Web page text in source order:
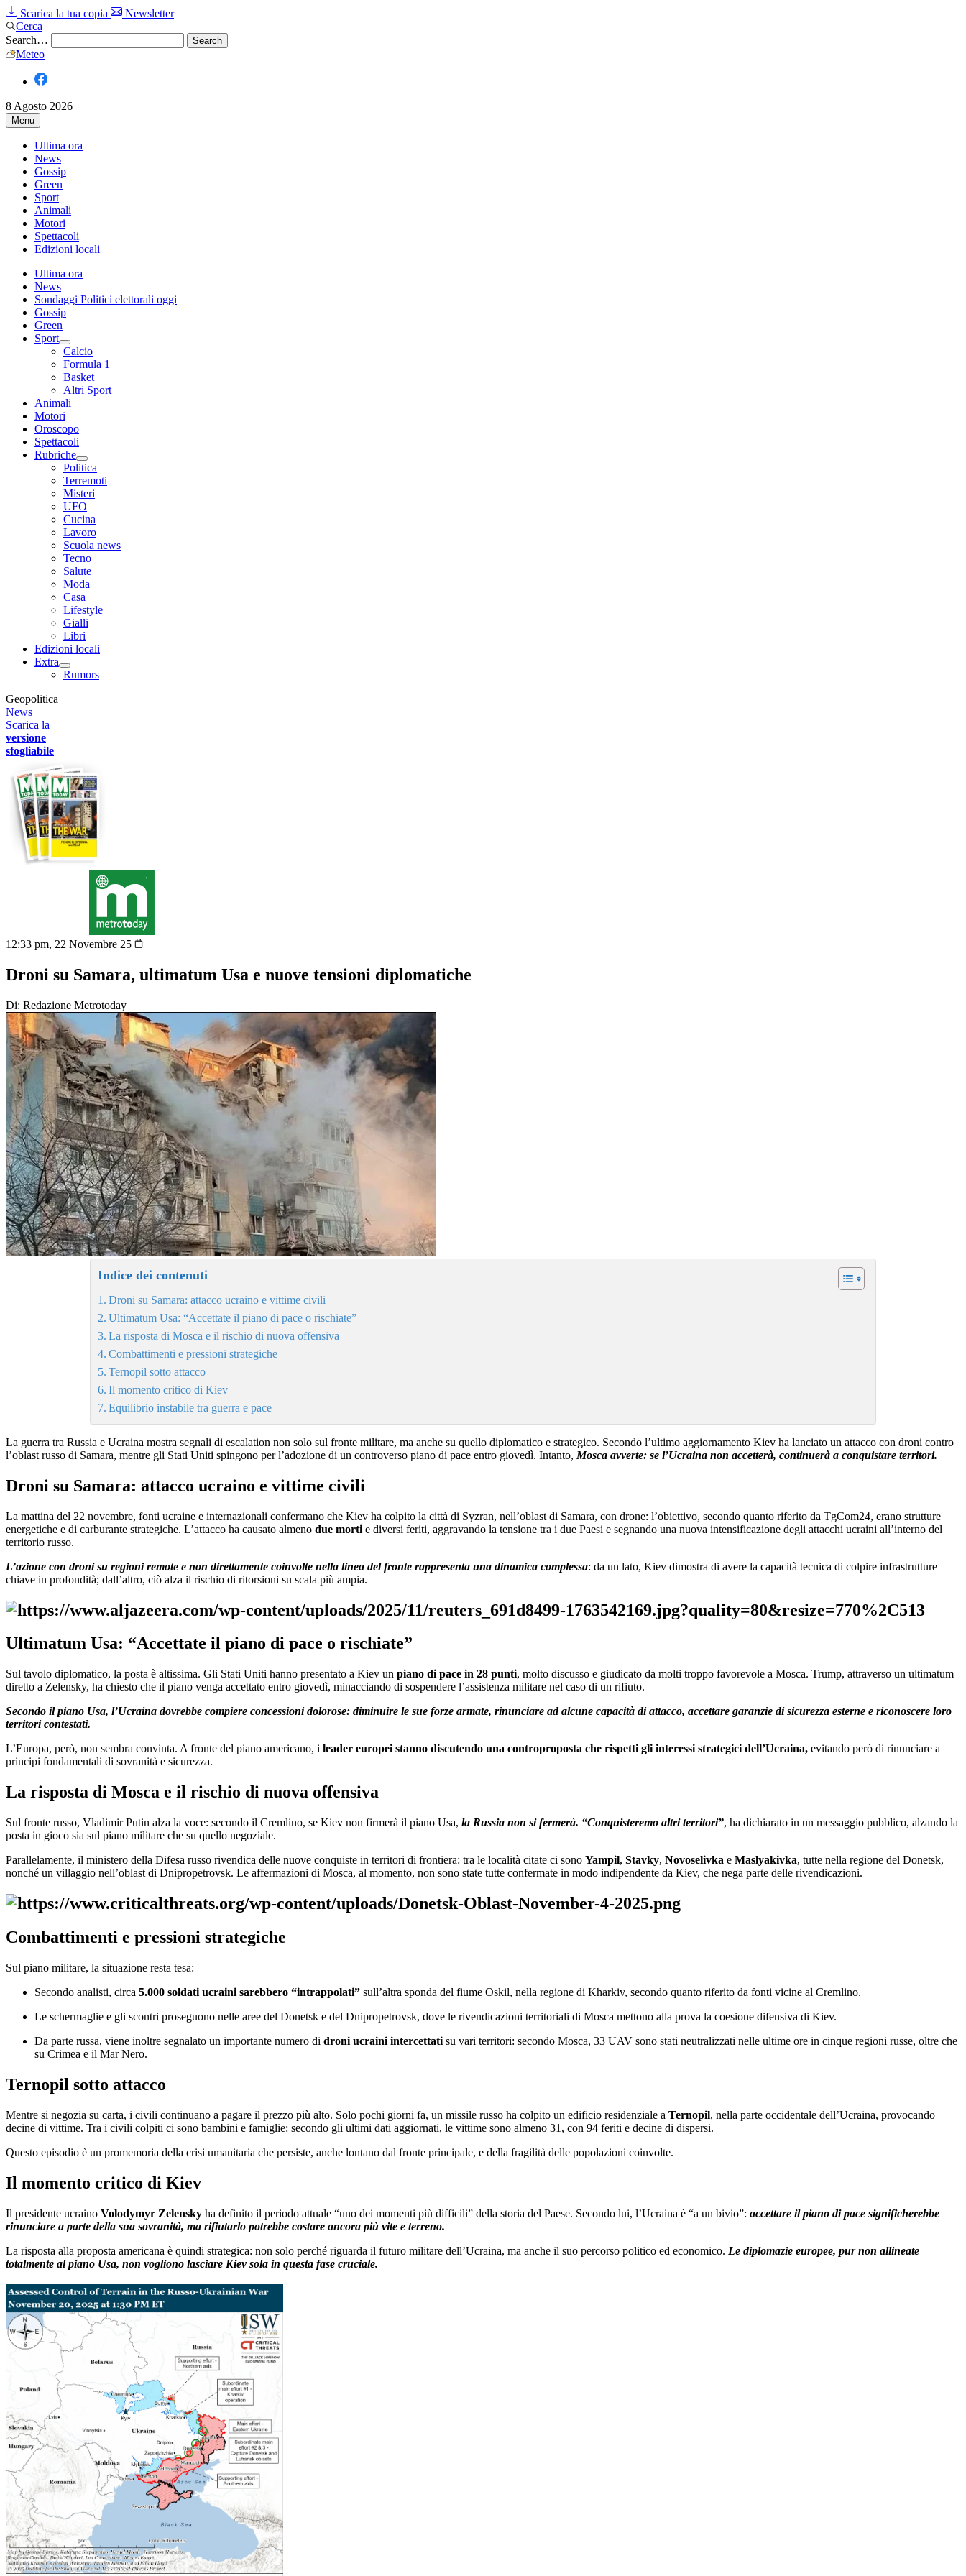
Scarica la tua copia
Newsletter
Cerca
Search…
Meteo
8 Agosto 2026
Menu
Ultima ora
News
Gossip
Green
Sport
Animali
Motori
Spettacoli
Edizioni locali
Ultima ora
News
Sondaggi Politici elettorali oggi
Gossip
Green
Sport
Calcio
Formula 1
Basket
Altri Sport
Animali
Motori
Oroscopo
Spettacoli
Rubriche
Politica
Terremoti
Misteri
UFO
Cucina
Lavoro
Scuola news
Tecno
Salute
Moda
Casa
Lifestyle
Gialli
Libri
Edizioni locali
Extra
Rumors
Geopolitica
News
Scarica la
versione
sfogliabile
12:33 pm, 22 Novembre 25
Droni su Samara, ultimatum Usa e nuove tensioni diplomatiche
Di: Redazione Metrotoday
Indice dei contenuti
Droni su Samara: attacco ucraino e vittime civili
Ultimatum Usa: “Accettate il piano di pace o rischiate”
La risposta di Mosca e il rischio di nuova offensiva
Combattimenti e pressioni strategiche
Ternopil sotto attacco
Il momento critico di Kiev
Equilibrio instabile tra guerra e pace
La guerra tra Russia e Ucraina mostra segnali di escalation non solo sul fronte militare, ma anche su quello diplomatico e strategico. Secondo l’ultimo aggiornamento Kiev ha lanciato un attacco con droni contro
l’oblast russo di Samara, mentre gli Stati Uniti spingono per l’adozione di un controverso piano di pace entro giovedì. Intanto, Mosca avverte: se l’Ucraina non accetterà, continuerà a conquistare territori.
Droni su Samara: attacco ucraino e vittime civili
La mattina del 22 novembre, fonti ucraine e internazionali confermano che Kiev ha colpito la città di Syzran, nell’oblast di Samara, con drone: l’obiettivo, secondo quanto riferito da TgCom24, erano strutture
energetiche e di carburante strategiche. L’attacco ha causato almeno due morti e diversi feriti, aggravando la tensione tra i due Paesi e segnando una nuova intensificazione degli attacchi ucraini all’interno del
territorio russo.
L’azione con droni su regioni remote e non direttamente coinvolte nella linea del fronte rappresenta una dinamica complessa: da un lato, Kiev dimostra di avere la capacità tecnica di colpire infrastrutture
chiave in profondità; dall’altro, ciò alza il rischio di ritorsioni su scala più ampia.
Ultimatum Usa: “Accettate il piano di pace o rischiate”
Sul tavolo diplomatico, la posta è altissima. Gli Stati Uniti hanno presentato a Kiev un piano di pace in 28 punti, molto discusso e giudicato da molti troppo favorevole a Mosca. Trump, attraverso un ultimatum
diretto a Zelensky, ha chiesto che il piano venga accettato entro giovedì, minacciando di sospendere l’assistenza militare nel caso di un rifiuto.
Secondo il piano Usa, l’Ucraina dovrebbe compiere concessioni dolorose: diminuire le sue forze armate, rinunciare ad alcune capacità di attacco, accettare garanzie di sicurezza esterne e riconoscere loro
territori contestati.
L’Europa, però, non sembra convinta. A fronte del piano americano, i leader europei stanno discutendo una controproposta che rispetti gli interessi strategici dell’Ucraina, evitando però di rinunciare a
principi fondamentali di sovranità e sicurezza.
La risposta di Mosca e il rischio di nuova offensiva
Sul fronte russo, Vladimir Putin alza la voce: secondo il Cremlino, se Kiev non firmerà il piano Usa, la Russia non si fermerà. “Conquisteremo altri territori”, ha dichiarato in un messaggio pubblico, alzando la
posta in gioco sia sul piano militare che su quello negoziale.
Parallelamente, il ministero della Difesa russo rivendica delle nuove conquiste in territori di frontiera: tra le località citate ci sono Yampil, Stavky, Novoselivka e Maslyakivka, tutte nella regione del Donetsk,
nonché un villaggio nell’oblast di Dnipropetrovsk. Le affermazioni di Mosca, al momento, non sono state tutte confermate in modo indipendente da Kiev, che nega parte delle rivendicazioni.
Combattimenti e pressioni strategiche
Sul piano militare, la situazione resta tesa:
Secondo analisti, circa 5.000 soldati ucraini sarebbero “intrappolati” sull’altra sponda del fiume Oskil, nella regione di Kharkiv, secondo quanto riferito da fonti vicine al Cremlino.
Le schermaglie e gli scontri proseguono nelle aree del Donetsk e del Dnipropetrovsk, dove le rivendicazioni territoriali di Mosca mettono alla prova la coesione difensiva di Kiev.
Da parte russa, viene inoltre segnalato un importante numero di droni ucraini intercettati su vari territori: secondo Mosca, 33 UAV sono stati neutralizzati nelle ultime ore in cinque regioni russe, oltre che
su Crimea e il Mar Nero.
Ternopil sotto attacco
Mentre si negozia su carta, i civili continuano a pagare il prezzo più alto. Solo pochi giorni fa, un missile russo ha colpito un edificio residenziale a Ternopil, nella parte occidentale dell’Ucraina, provocando
decine di vittime. Tra i civili colpiti ci sono bambini e famiglie: secondo gli ultimi dati aggiornati, le vittime sono almeno 31, con 94 feriti e decine di dispersi.
Questo episodio è un promemoria della crisi umanitaria che persiste, anche lontano dal fronte principale, e della fragilità delle popolazioni coinvolte.
Il momento critico di Kiev
Il presidente ucraino Volodymyr Zelensky ha definito il periodo attuale “uno dei momenti più difficili” della storia del Paese. Secondo lui, l’Ucraina è “a un bivio”: accettare il piano di pace significherebbe
rinunciare a parte della sua sovranità, ma rifiutarlo potrebbe costare ancora più vite e terreno.
La risposta alla proposta americana è quindi strategica: non solo perché riguarda il futuro militare dell’Ucraina, ma anche il suo percorso politico ed economico. Le diplomazie europee, pur non allineate
totalmente al piano Usa, non vogliono lasciare Kiev sola in questa fase cruciale.